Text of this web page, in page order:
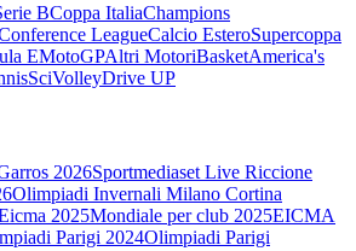
BCoppa ItaliaChampions
LeagueCalcio EsteroSupercoppa
EMotoGPAltri MotoriBasketAmerica's
SciVolleyDrive UP
2026Sportmediaset Live Riccione
Olimpiadi Invernali Milano Cortina
2025Mondiale per club 2025EICMA
Parigi 2024Olimpiadi Parigi